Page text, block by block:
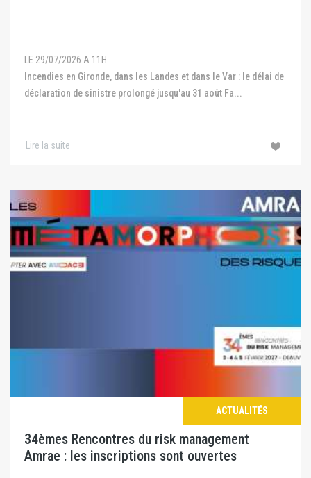
LE 29/07/2026 A 11H
déclaration de sinistre prolongé jusqu'au 31 août Fa...
Lire la suite
ACTUALITÉS
34èmes Rencontres du risk management
Amrae : les inscriptions sont ouvertes